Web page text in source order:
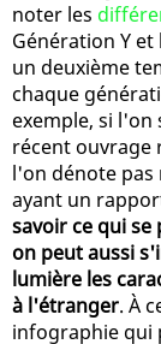
noter les
Génération Y
un deuxième
chaque
exemple, si l'on
récent ouvrage
l'on dénote pas
ayant un
savoir ce qui se
on peut aussi
lumière les
à l'étranger. À
infographie qui